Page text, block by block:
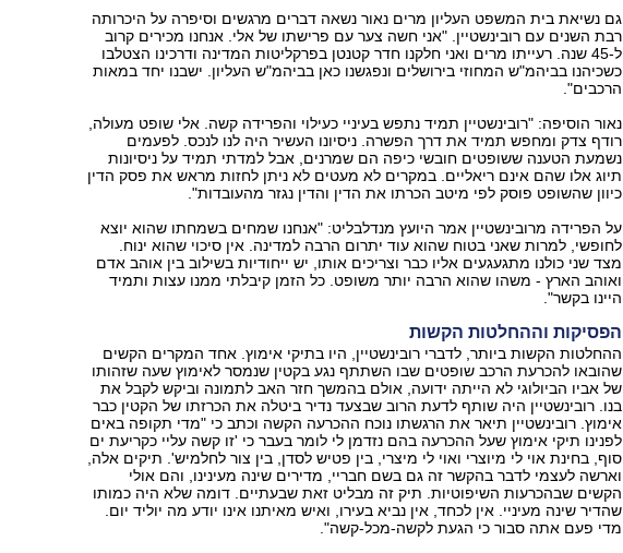
גם נשיאת בית המשפט העליון מרים נאור נשאה דברים מרגשים וסיפרה על היכרותה
רבת השנים עם רובינשטיין. "אני חשה צער עם פרישתו של אלי. אנחנו מכירים קרוב
ל-45 שנה. רעייתו מרים ואני חלקנו חדר קטנטן בפרקליטות המדינה ודרכינו הצטלבו
כשכיהנו בביהמ"ש המחוזי בירושלים ונפגשנו כאן בביהמ"ש העליון. ישבנו יחד במאות
הרכבים".
נאור הוסיפה: "רובינשטיין תמיד נתפש בעיניי כעילוי והפרידה קשה. אלי שופט מעולה,
רודף צדק ומחפש תמיד את דרך הפשרה. ניסיונו העשיר היה לנו לנכס. לפעמים
נשמעת הטענה ששופטים חובשי כיפה הם שמרנים, אבל למדתי תמיד על ניסיונות
תיוג אלו שהם אינם ריאליים. במקרים לא מעטים לא ניתן לחזות מראש את פסק הדין
כיוון שהשופט פוסק לפי מיטב הכרתו את הדין והדין נגזר מהעובדות".
על הפרידה מרובינשטיין אמר היועץ מנדלבליט: "אנחנו שמחים בשמחתו שהוא יוצא
לחופשי, למרות שאני בטוח שהוא עוד יתרום הרבה למדינה. אין סיכוי שהוא ינוח.
מצד שני כולנו מתגעגעים אליו כבר וצריכים אותו, יש ייחודיות בשילוב בין אוהב אדם
ואוהב הארץ - משהו שהוא הרבה יותר משופט. כל הזמן קיבלתי ממנו עצות ותמיד
היינו בקשר".
הפסיקות וההחלטות הקשות
ההחלטות הקשות ביותר, לדברי רובינשטיין, היו בתיקי אימוץ. אחד המקרים הקשים
שהובאו להכרעת הרכב שופטים שבו השתתף נגע בקטין שנמסר לאימוץ שעה שזהותו
של אביו הביולוגי לא הייתה ידועה, אולם בהמשך חזר האב לתמונה וביקש לקבל את
בנו. רובינשטיין היה שותף לדעת הרוב שבצעד נדיר ביטלה את הכרזתו של הקטין כבר
אימוץ. רובינשטיין תיאר את הרגשתו נוכח ההכרעה הקשה וכתב כי "מדי תקופה באים
לפנינו תיקי אימוץ שעל ההכרעה בהם נזדמן לי לומר בעבר כי 'זו קשה עליי כקריעת ים
סוף, בחינת אוי לי מיוצרי ואוי לי מיצרי, בין פטיש לסדן, בין צור לחלמיש'. תיקים אלה,
וארשה לעצמי לדבר בהקשר זה גם בשם חבריי, מדירים שינה מעינינו, והם אולי
הקשים שבהכרעות השיפוטיות. תיק זה מבליט זאת שבעתיים. דומה שלא היה כמותו
שהדיר שינה מעיניי. אין לכחד, אין נביא בעירו, ואיש מאיתנו אינו יודע מה יוליד יום.
מדי פעם אתה סבור כי הגעת לקשה-מכל-קשה".